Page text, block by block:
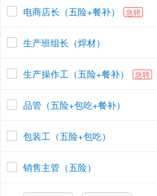
电商店长（五险+餐补） 急聘
生产班组长（焊材）
生产操作工（五险+餐补） 急聘
品管（五险+包吃+餐补）
包装工（五险+包吃）
销售主管（五险）